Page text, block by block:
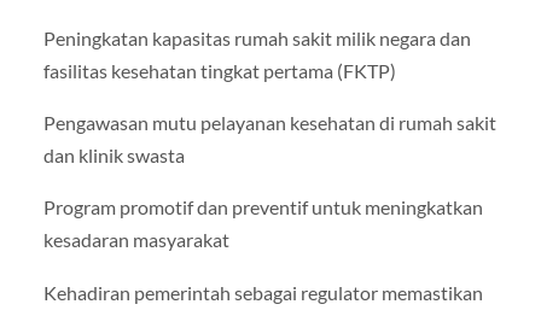
Peningkatan kapasitas rumah sakit milik negara dan
fasilitas kesehatan tingkat pertama (FKTP)
Pengawasan mutu pelayanan kesehatan di rumah sakit
dan klinik swasta
Program promotif dan preventif untuk meningkatkan
kesadaran masyarakat
Kehadiran pemerintah sebagai regulator memastikan